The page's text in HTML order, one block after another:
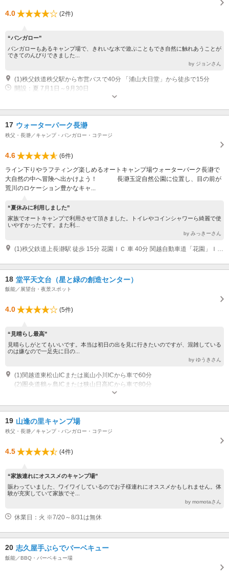
4.0 (2件)
“バンガロー”
バンガローもあるキャンプ場で、きれいな水で遊ぶこともでき自然に触れあうことが
できてのんびりできました...
by ジョンさん
(1)秩父鉄道秩父駅から市営バスで40分 「浦山大日堂」から徒歩で15分
開設：夏 7月1日～9月30日
17 ウォーターパーク長瀞
秩父・長瀞／キャンプ・バンガロー・コテージ
4.6
(6件)
ライン下りやラフティング楽しめるオートキャンプ場ウォーターパーク長瀞で
大自然の中へ冒険へ出かけよう！ 長瀞玉淀自然公園に位置し、目の前が
荒川のロケーション豊かなキャ...
“夏休みに利用しました”
家族でオートキャンプで利用させて頂きました。トイレやコインシャワーら綺麗で使
いやすかったです。また利...
by みっきーさん
18 堂平天文台（星と緑の創造センター）
飯能／展望台・夜景スポット
4.0 (5件)
“見晴らし最高”
見晴らしがとてもいいです。本当は初日の出を見に行きたいのですが、混雑している
のは嫌なので一足先に日の...
by ゆうきさん
(1)関越道東松山ICまたは嵐山小川ICから車で60分
(2)圏央道鶴ヶ島ICまたは狭山日高ICから車で80分
受付時間：3月～10月 9:30～17:30 要問合せ 営業：11月～12月 9:30～
21:00 星空観望会 第2、第4金曜日
19 山逢の里キャンプ場
秩父・長瀞／キャンプ・バンガロー・コテージ
4.5 (4件)
“家族連れにオススメのキャンプ場”
賑わっていました、ワイワイしているのでお子様連れにオススメかもしれません。体
験が充実していて家族でそ...
by momotaさん
休業日：火 ※7/20～8/31は無休
20 志久屋手ぶらでバーベキュー
飯能／BBQ・バーベキュー場